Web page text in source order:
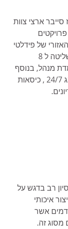
סייבר ארצי צוות
של פידלטי
מנהל, בנוסף
מסכים של חברת סמסונג 24/7 , כיסאות
רב בדגש על
איכותי
אשר
מסוג זה.